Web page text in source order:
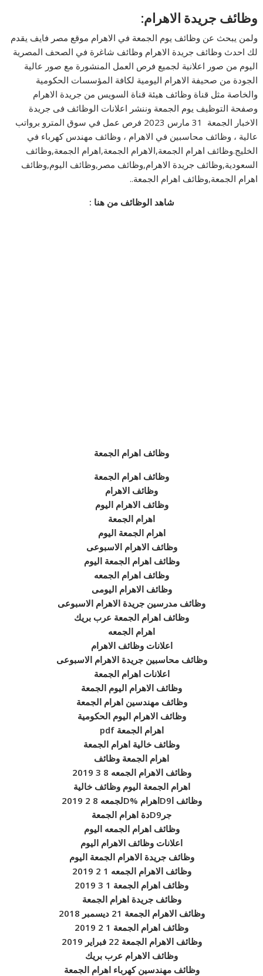
وظائف جريدة الاهرام:
ولمن يبحث عن وظائف يوم الجمعة في الاهرام موقع مصر فايف يقدم
لك احدث وظائف جريدة الاهرام وظائف شاغرة في الصحف المصرية
اليوم من صور اعلانية لجميع فرص العمل المنشورة مع صور عالية
الجودة من صحيفة الاهرام اليومية لكافة المؤسسات الحكومية
والخاصة مثل قناة وظائف هيئة قناة السويس من جريدة الاهرام
وصفحة التوظيف يوم الجمعة وننشر اعلانات الوظائف فى جريدة
الاخبار الجمعة 31 مارس 2023 فرص عمل في سوق المترو برواتب
عالية ، وظائف محاسبين في الاهرام ، وظائف مهندس كهرباء في
الخليج.وظائف اهرام الجمعة,الاهرام الجمعة,اهرام الجمعة,وظائف
السعودية,وظائف جريدة الاهرام,وظائف مصر,وظائف اليوم,وظائف
اهرام الجمعة,وظائف اهرام الجمعة..
شاهد الوظائف من هنا :
وظائف اهرام الجمعة
وظائف اهرام الجمعة
وظائف الاهرام
وظائف الاهرام اليوم
اهرام الجمعة
اهرام الجمعة اليوم
وظائف الاهرام الاسبوعى
وظائف اهرام الجمعة اليوم
وظائف اهرام الجمعه
وظائف الاهرام اليومى
وظائف مدرسين جريدة الاهرام الاسبوعى
وظائف اهرام الجمعة عرب بريك
اهرام الجمعه
اعلانات وظائف الاهرام
وظائف محاسبين جريدة الاهرام الاسبوعى
اعلانات اهرام الجمعة
وظائف الاهرام اليوم الجمعة
وظائف مهندسين اهرام الجمعة
وظائف الاهرام اليوم الحكومية
اهرام الجمعة pdf
وظائف خالية اهرام الجمعة
اهرام الجمعة وظائف
وظائف الاهرام الجمعه 8 3 2019
اهرام الجمعة اليوم وظائف خالية
وظائف اD9اهرام %Dلجمعه 8 2 2019
جرD9دة اهرام الجمعة
وظائف اهرام الجمعه اليوم
اعلانات وظائف الاهرام اليوم
وظائف جريدة الاهرام الجمعة اليوم
وظائف الاهرام الجمعه 1 2 2019
وظائف اهرام الجمعة 1 3 2019
وظائف جريدة اهرام الجمعة
وظائف الاهرام الجمعة 21 ديسمبر 2018
وظائف اهرام الجمعة 1 2 2019
وظائف الاهرام الجمعة 22 فبراير 2019
وظائف الاهرام عرب بريك
وظائف مهندسين كهرباء اهرام الجمعة